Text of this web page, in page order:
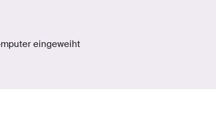
eingeweiht